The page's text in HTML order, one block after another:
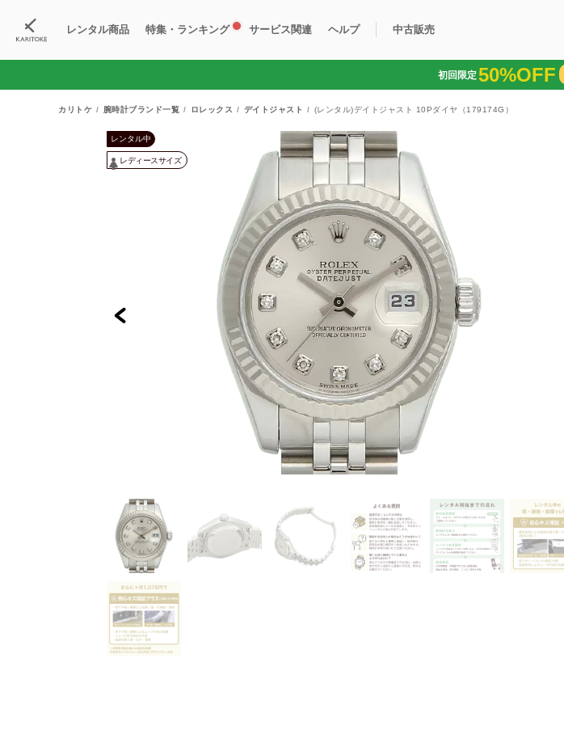
レンタル商品
購入可能商品
特集・ランキング サービス関連
カリトケとは？
ヘルプ
Q&A
中古販売
中古販売商品 ブランド一覧
初回限定50%OFF
カリトケ 腕時計ブランド一覧 ロレックス デイトジャスト (レンタル)デイトジャスト 10Pダイヤ（179174G）
レンタル中
レディースサイズ